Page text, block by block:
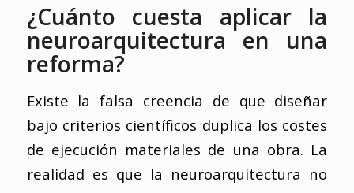
¿Cuánto cuesta aplicar la
neuroarquitectura en una
reforma?
Existe la falsa creencia de que diseñar
bajo criterios científicos duplica los costes
de ejecución materiales de una obra. La
realidad es que la neuroarquitectura no